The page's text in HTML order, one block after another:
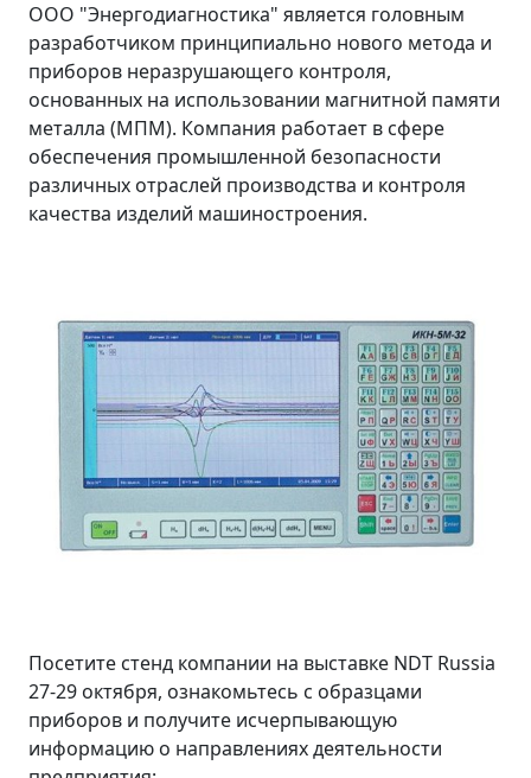
ООО "Энергодиагностика" является головным
разработчиком принципиально нового метода и
приборов неразрушающего контроля,
основанных на использовании магнитной памяти
металла (МПМ). Компания работает в сфере
обеспечения промышленной безопасности
различных отраслей производства и контроля
качества изделий машиностроения.
Посетите стенд компании на выставке NDT Russia
27-29 октября, ознакомьтесь с образцами
приборов и получите исчерпывающую
информацию о направлениях деятельности